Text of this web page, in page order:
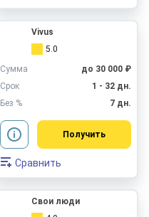
Vivus
5.0
Сумма
до 30 000 ₽
Срок
1 - 32 дн.
Без %
7 дн.
Получить
Сравнить
Свои люди